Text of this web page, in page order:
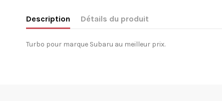
Description Détails du produit
Turbo pour marque Subaru au meilleur prix.